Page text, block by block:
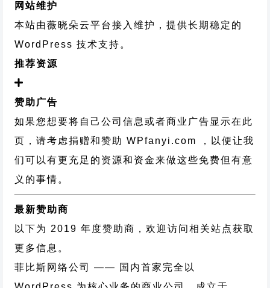
网站维护
本站由薇晓朵云平台接入维护，提供长期稳定的
WordPress 技术支持 。
推荐资源
赞助广告
如果您想要将自己公司信息或者商业广告显示在此
页，请考虑捐赠和赞助 WPfanyi.com ，以便让我
们可以有更充足的资源和资金来做这些免费但有意
义的事情。
最新赞助商
以下为 2019 年度赞助商，欢迎访问相关站点获取
更多信息。
菲比斯网络公司
—— 国内首家完全以